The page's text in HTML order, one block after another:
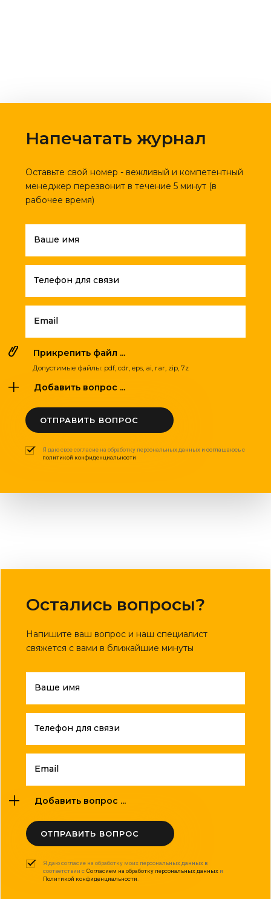
Напечатать журнал
Оставьте свой номер - вежливый и компетентный
менеджер перезвонит в течение 5 минут (в
рабочее время)
Ваше имя
Телефон для связи
Email
Прикрепить файл ...
Допустимые файлы: pdf, cdr, eps, ai, rar, zip, 7z
Добавить вопрос ...
ОТПРАВИТЬ ВОПРОС
Я даю свое согласие на обработку персональных данных и соглашаюсь с
политикой конфиденциальности
Остались вопросы?
Напишите ваш вопрос и наш специалист
свяжется с вами в ближайшие минуты
Ваше имя
Телефон для связи
Email
Добавить вопрос ...
ОТПРАВИТЬ ВОПРОС
Я даю согласие на обработку моих персональных данных в
соответствии с Согласием на обработку персональных данных и
Политикой конфиденциальности.